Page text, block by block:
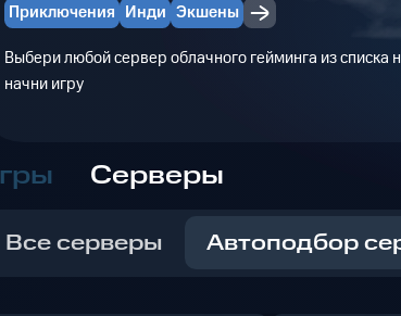
Приключения Инди Экшены
Выбери любой сервер облачного гейминга из списка
начни игру
Серверы
Все серверы Автоподбор